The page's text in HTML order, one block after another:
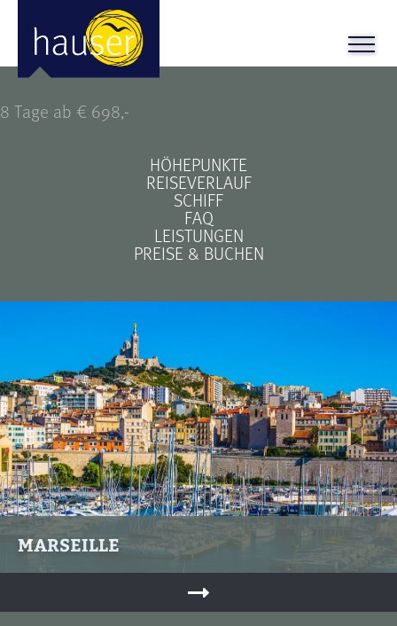
mittelmeer-highlights
8 Tage ab € 698,-
HÖHEPUNKTE
REISEVERLAUF
SCHIFF
FAQ
LEISTUNGEN
PREISE & BUCHEN
MARSEILLE